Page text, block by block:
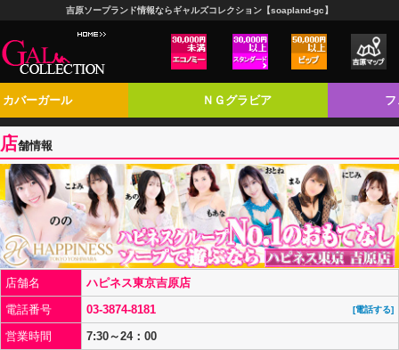
吉原ソープランド情報ならギャルズコレクション【soapland-gc】
カバーガール ＮＧグラビア
店舗情報
店舗名
ハピネス東京吉原店
電話番号
03-3874-8181 [電話する]
営業時間
7:30～24：00